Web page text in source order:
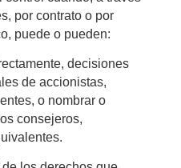
por contrato o por
puede o pueden:
decisiones
de accionistas,
o nombrar o
consejeros,